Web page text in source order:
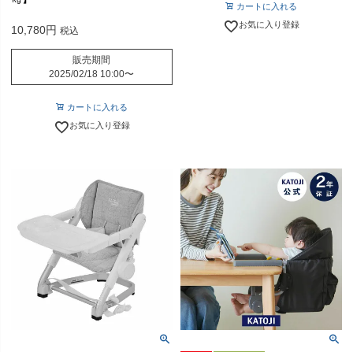
10,780 税込
販売期間
2025/02/18 10:00〜
カートに入れる
お気に入り登録
カートに入れる
お気に入り登録